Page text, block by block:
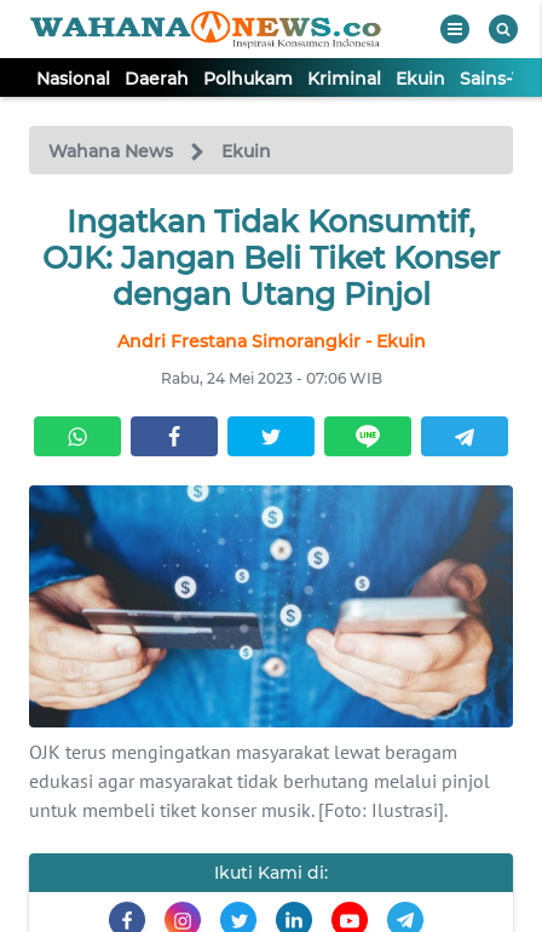
Nasional Daerah Polhukam Kriminal Ekuin Sains-
Wahana News Ekuin
Ingatkan Tidak Konsumtif,
OJK: Jangan Beli Tiket Konser
dengan Utang Pinjol
Andri Frestana Simorangkir - Ekuin
Rabu, 24 Mei 2023 - 07:06 WIB
OJK terus mengingatkan masyarakat lewat beragam
edukasi agar masyarakat tidak berhutang melalui pinjol
untuk membeli tiket konser musik. [Foto: Ilustrasi].
Ikuti Kami di:
TV
Tutup
NASIONAL
POLHUKAM
KRIMINAL
EKUIN
SAINS-TEKNO
KESEHATAN
INTERNASIONAL
SERBA-SERBI
OLAHRAGA